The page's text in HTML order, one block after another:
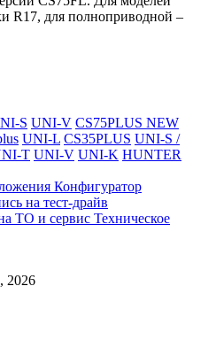
R17, для полноприводной –
S UNI-V CS75PLUS NEW
UNI-L CS35PLUS UNI-S /
T UNI-V UNI-K HUNTER
Конфигуратор
на тест-драйв
ТО и сервис Техническое
2026